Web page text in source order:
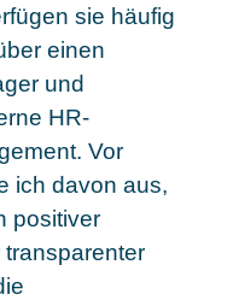
sie häufig
einen
und
HR-
Vor
ich davon aus,
positiver